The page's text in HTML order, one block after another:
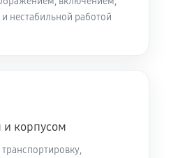
нестабильной работой
корпусом